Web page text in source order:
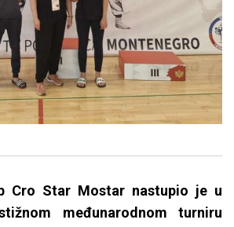
Cro Star Mostar nastupio je u
međunarodnom turniru